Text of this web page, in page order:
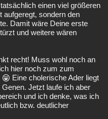
einen viel größeren
aufgeregt, sondern den
Damit wäre Deine erste
und weitere wären
recht! Muss wohl noch an
hier noch zum zum
Eine cholerische Ader liegt
Jetzt laufe ich aber
und ich denke, was ich
bzw. deutlicher